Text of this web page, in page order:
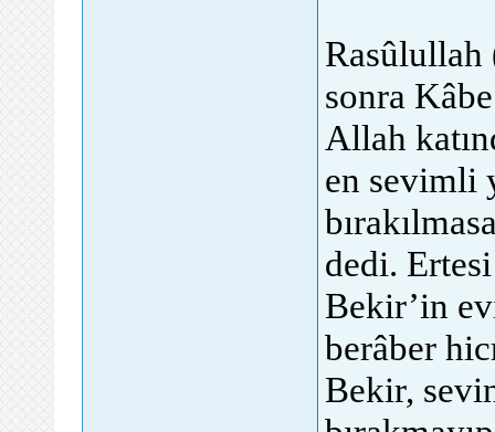
Rasûlullah
sonra
Allah
en sevimli
dedi.
Bekir’in
berâber
Bekir,